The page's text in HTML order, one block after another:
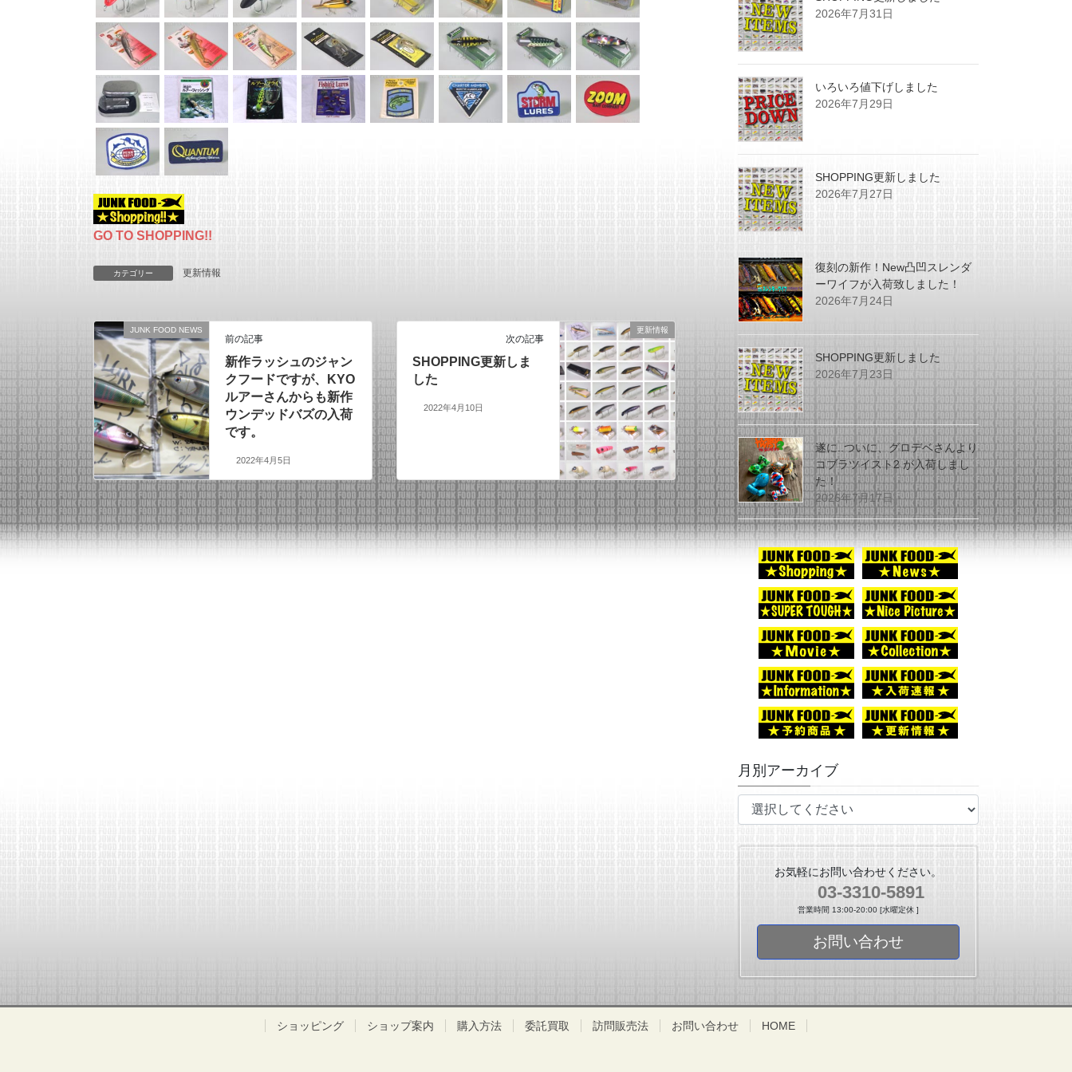
GO TO SHOPPING!!
カテゴリー 更新情報
JUNK FOOD NEWS
前の記事
新作ラッシュのジャン
クフードですが、KYO
ルアーさんからも新作
ウンデッドバズの入荷
です。
2022年4月5日
更新情報
次の記事
SHOPPING更新しま
した
2022年4月10日
2026年7月31日
いろいろ値下げしました
2026年7月29日
SHOPPING更新しました
2026年7月27日
復刻の新作！New凸凹スレンダ
ーワイフが入荷致しました！
2026年7月24日
SHOPPING更新しました
2026年7月23日
遂に..ついに、グロデベさんより
コブラツイスト2 が入荷しまし
た！
2026年7月17日
月別アーカイブ
お気軽にお問い合わせください。
03-3310-5891
営業時間 13:00-20:00 [水曜定休 ]
お問い合わせ
ショッピング ショップ案内 購入方法 委託買取 訪問販売法 お問い合わせ HOME